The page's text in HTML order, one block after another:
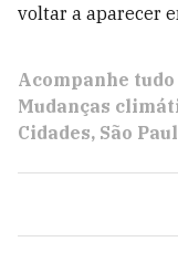
voltar a aparecer
Acompanhe
Mudanças
Cidades São